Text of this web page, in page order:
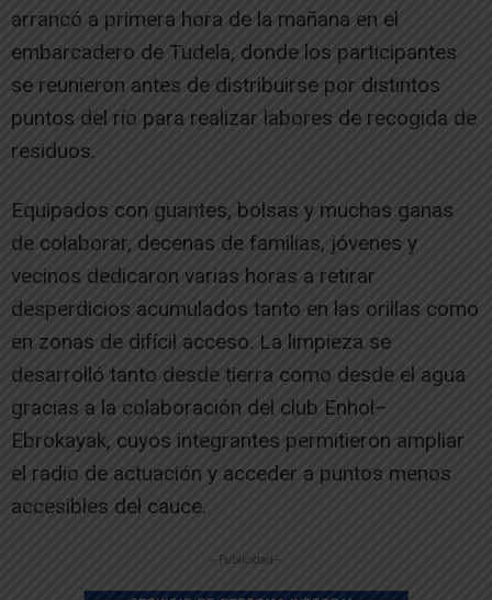
arrancó a primera hora de la mañana en el
embarcadero de Tudela, donde los participantes
se reunieron antes de distribuirse por distintos
puntos del río para realizar labores de recogida de
residuos.
Equipados con guantes, bolsas y muchas ganas
de colaborar, decenas de familias, jóvenes y
vecinos dedicaron varias horas a retirar
desperdicios acumulados tanto en las orillas como
en zonas de difícil acceso. La limpieza se
desarrolló tanto desde tierra como desde el agua
gracias a la colaboración del club Enhol–
Ebrokayak, cuyos integrantes permitieron ampliar
el radio de actuación y acceder a puntos menos
accesibles del cauce.
-- Publicidad --